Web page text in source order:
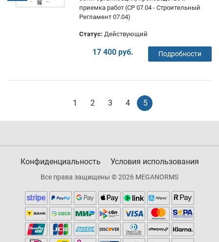
приемка работ (СР 07.04 - Строительный
Регламент 07.04)
Статус: Действующий
17 400 руб. Подробности
1 2 3 4 5
Конфиденциальность Условия использования
Все права защищены © 2026 MEGANORMS